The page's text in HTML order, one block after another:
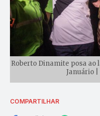
Roberto Dinamite posa ao
Januário |
COMPARTILHAR